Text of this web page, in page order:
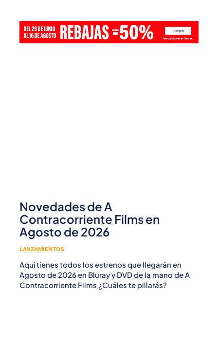
Novedades de A
Contracorriente Films en
Agosto de 2026
LANZAMIENTOS
Aquí tienes todos los estrenos que llegarán en
Agosto de 2026 en Bluray y DVD de la mano de A
Contracorriente Films ¿Cuáles te pillarás?